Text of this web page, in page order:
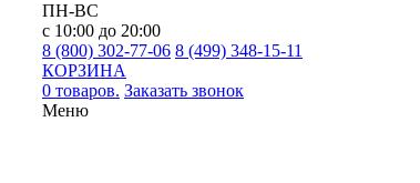
ПН-ВС
с 10:00 до 20:00
8 (800) 302-77-06 8 (499) 348-15-11
КОРЗИНА
0 товаров. Заказать звонок
Меню